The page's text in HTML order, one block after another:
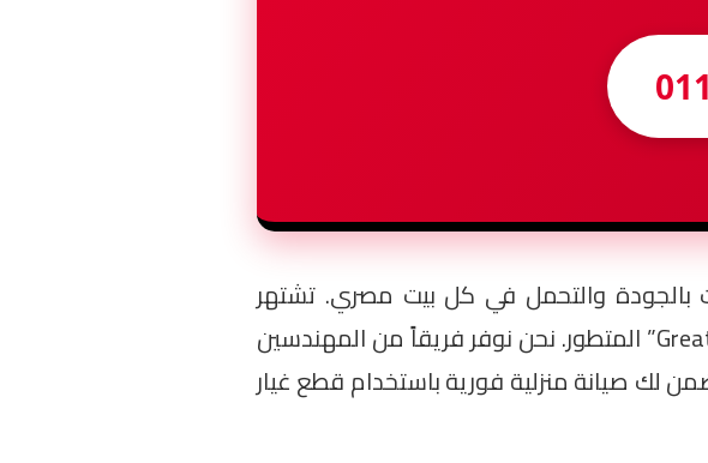
بالجودة والتحمل في كل بيت مصري. تشتهر
غسالات توشيبا، خصوصاً موديلات الـ “فوق أوتوماتيك”، بمحركاتها القوية ونظام “GreatWaves” المتطور. نحن نوفر فريقاً من المهندسين
لك صيانة منزلية فورية باستخدام قطع غيار